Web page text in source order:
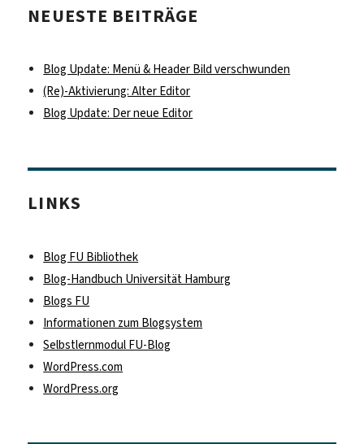
NEUESTE BEITRÄGE
Blog Update: Menü & Header Bild verschwunden
(Re)-Aktivierung: Alter Editor
Blog Update: Der neue Editor
LINKS
Blog FU Bibliothek
Blog-Handbuch Universität Hamburg
Blogs FU
Informationen zum Blogsystem
Selbstlernmodul FU-Blog
WordPress.com
WordPress.org